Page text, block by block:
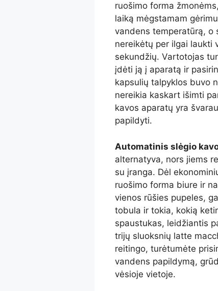
ruošimo forma
laiką mėgstamam
vandens temperatūrą, o
nereikėtų per ilgai laukti
sekundžių. Vartotojas
įdėti ją į aparatą ir
kapsulių talpyklos buvo
nereikia kaskart išimti
kavos aparatų yra
papildyti.
Automatinis slėgio
alternatyva, nors jiems
su įranga. Dėl
ruošimo forma biure ir
vienos rūšies pupeles,
tobula ir tokia, kokią
spaustukas, leidžiantis
trijų sluoksnių latte
reitingo, turėtumėte
vandens papildymą,
vėsioje vietoje.